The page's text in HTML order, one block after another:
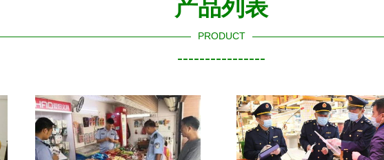
产品列表
PRODUCT
----------------